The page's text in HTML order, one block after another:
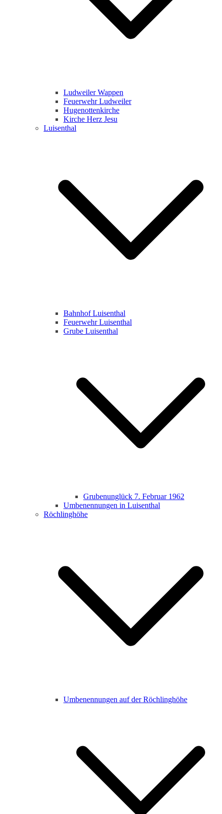
Ludweiler Wappen
Feuerwehr Ludweiler
Hugenottenkirche
Kirche Herz Jesu
Luisenthal
Bahnhof Luisenthal
Feuerwehr Luisenthal
Grube Luisenthal
Grubenunglück 7. Februar 1962
Umbenennungen in Luisenthal
Röchlinghöhe
Umbenennungen auf der Röchlinghöhe